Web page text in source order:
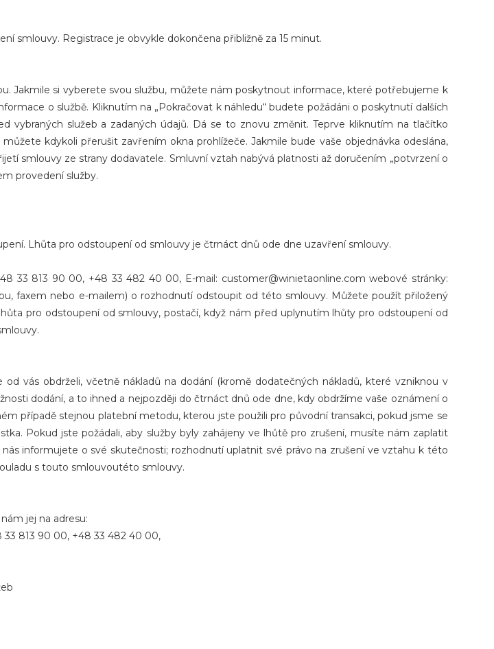
smlouvy. Registrace je obvykle dokončena přibližně za 15 minut.
Jakmile si vyberete svou službu, můžete nám poskytnout informace, které potřebujeme k
o službě. Kliknutím na „Pokračovat k náhledu“ budete požádáni o poskytnutí dalších
vybraných služeb a zadaných údajů. Dá se to znovu změnit. Teprve kliknutím na tlačítko
kdykoli přerušit zavřením okna prohlížeče. Jakmile bude vaše objednávka odeslána,
smlouvy ze strany dodavatele. Smluvní vztah nabývá platnosti až doručením „potvrzení o
provedení služby.
Lhůta pro odstoupení od smlouvy je čtrnáct dnů ode dne uzavření smlouvy.
33 813 90 00, +48 33 482 40 00, E-mail: customer@winietaonline.com webové stránky:
faxem nebo e-mailem) o rozhodnutí odstoupit od této smlouvy. Můžete použít přiložený
pro odstoupení od smlouvy, postačí, když nám před uplynutím lhůty pro odstoupení od
vás obdrželi, včetně nákladů na dodání (kromě dodatečných nákladů, které vzniknou v
dodání, a to ihned a nejpozději do čtrnáct dnů ode dne, kdy obdržíme vaše oznámení o
případě stejnou platební metodu, kterou jste použili pro původní transakci, pokud jsme se
Pokud jste požádali, aby služby byly zahájeny ve lhůtě pro zrušení, musíte nám zaplatit
informujete o své skutečnosti; rozhodnutí uplatnit své právo na zrušení ve vztahu k této
s touto smlouvoutéto smlouvy.
jej na adresu:
33 813 90 00, +48 33 482 40 00,